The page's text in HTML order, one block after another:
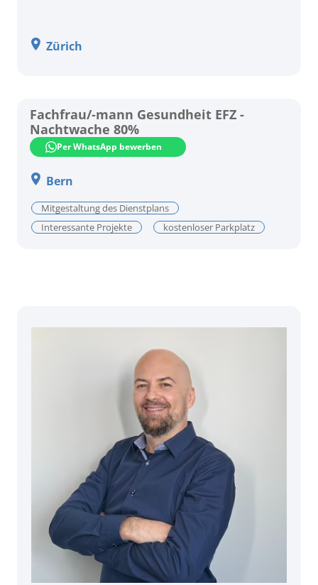
Zürich
Fachfrau/-mann Gesundheit EFZ -
Nachtwache 80%
Per WhatsApp bewerben
Bern
Mitgestaltung des Dienstplans
Interessante Projekte
kostenloser Parkplatz